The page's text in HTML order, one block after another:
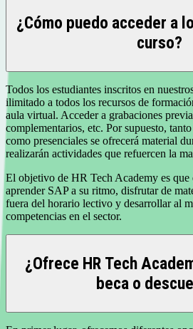
¿Cómo puedo acceder a
curso?
Todos los estudiantes inscritos en
ilimitado a todos los recursos de
aula virtual. Acceder a grabaciones
complementarios, etc. Por supuesto,
como presenciales se ofrecerá material
realizarán actividades que refuercen la
El objetivo de HR Tech Academy es que
aprender SAP a su ritmo, disfrutar de
fuera del horario lectivo y desarrollar al
competencias en el sector.
¿Ofrece HR Tech
beca o